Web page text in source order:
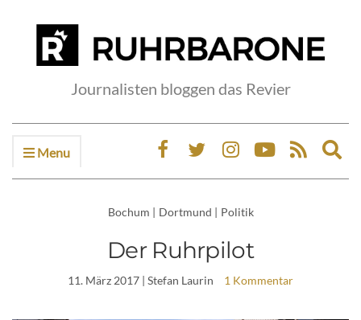
Journalisten bloggen das Revier
Menu
Bochum | Dortmund | Politik
Der Ruhrpilot
11. März 2017 | Stefan Laurin 1 Kommentar